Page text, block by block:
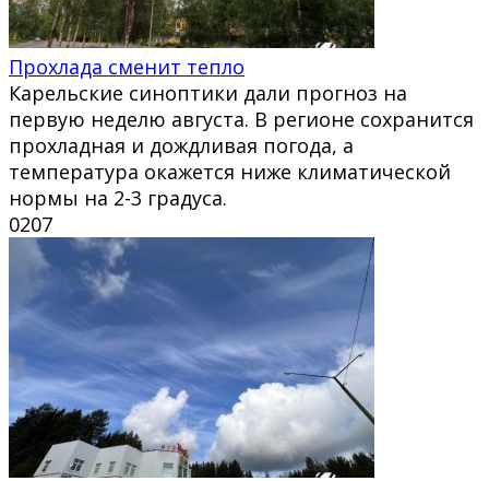
Прохлада сменит тепло
Карельские синоптики дали прогноз на
первую неделю августа. В регионе сохранится
прохладная и дождливая погода, а
температура окажется ниже климатической
нормы на 2-3 градуса.
0207